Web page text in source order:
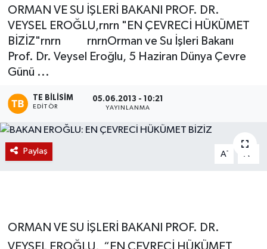
ORMAN VE SU İŞLERİ BAKANI PROF. DR.
VEYSEL EROĞLU,rnrn "EN ÇEVRECİ HÜKÜMET
BİZİZ"rnrn rnrnOrman ve Su İşleri Bakanı
Prof. Dr. Veysel Eroğlu, 5 Haziran Dünya Çevre
Günü ...
TE BILISIM
EDITÖR
05.06.2013 - 10:21
YAYINLANMA
Paylaş A- A
ORMAN VE SU İŞLERİ BAKANI PROF. DR.
Sivil Toplum
Ekonomi